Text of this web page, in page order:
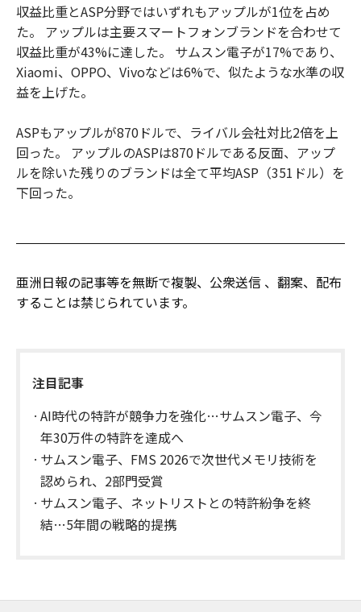
収益比重とASP分野ではいずれもアップルが1位を占め
た。 アップルは主要スマートフォンブランドを合わせて
収益比重が43%に達した。 サムスン電子が17%であり、
Xiaomi、OPPO、Vivoなどは6%で、似たような水準の収
益を上げた。
ASPもアップルが870ドルで、ライバル会社対比2倍を上
回った。 アップルのASPは870ドルである反面、アップ
ルを除いた残りのブランドは全て平均ASP（351ドル）を
下回った。
亜洲日報の記事等を無断で複製、公衆送信 、翻案、配布
することは禁じられています。
注目記事
AI時代の特許が競争力を強化…サムスン電子、今
年30万件の特許を達成へ
サムスン電子、FMS 2026で次世代メモリ技術を
認められ、2部門受賞
サムスン電子、ネットリストとの特許紛争を終
結…5年間の戦略的提携